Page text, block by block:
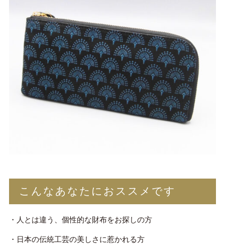
こんなあなたにおススメです
・人とは違う、個性的な財布をお探しの方
・日本の伝統工芸の美しさに惹かれる方